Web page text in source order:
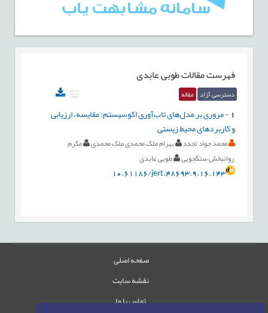
فهرست مقالاتطوبی عابدی
دسترسی آزاد مقاله
-مروری بر مدل‌های تاب‌آوری اکوسیستم: مقایسه، ارزیابی
و کاربردهای محیط ‌زیستی
محمد جواد تجدد بهرام ملک محمدی ملک محمدی
مکرم
روانبخش سنگجویی
طوبی عابدی
10.61186/jert.48693.9.16.143
صفحه اصلی
نقشه سایت
تماس با ما